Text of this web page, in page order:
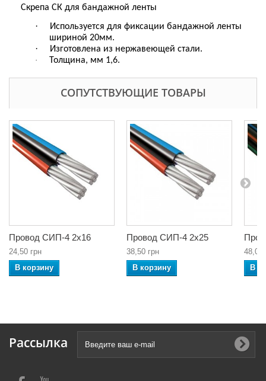
Скрепа СК для бандажной ленты
·
Используется для фиксации бандажной ленты
шириной 20мм.
· Изготовлена из нержавеющей стали.
· Толщина, мм 1,6.
СОПУТСТВУЮЩИЕ ТОВАРЫ
Провод СИП-4 2х16
24,50 грн
В корзину
Провод СИП-4 2х25
38,50 грн
В корзину
48,00
В
Рассылка